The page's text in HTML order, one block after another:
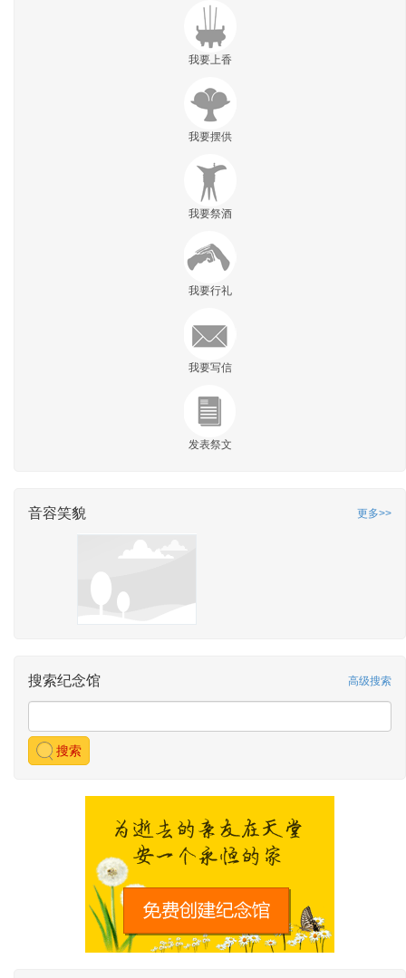
我要上香
我要摆供
我要祭酒
我要行礼
我要写信
发表祭文
音容笑貌 更多>>
搜索纪念馆 高级搜索
搜索